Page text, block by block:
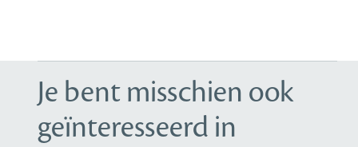
Je bent misschien ook
geïnteresseerd in